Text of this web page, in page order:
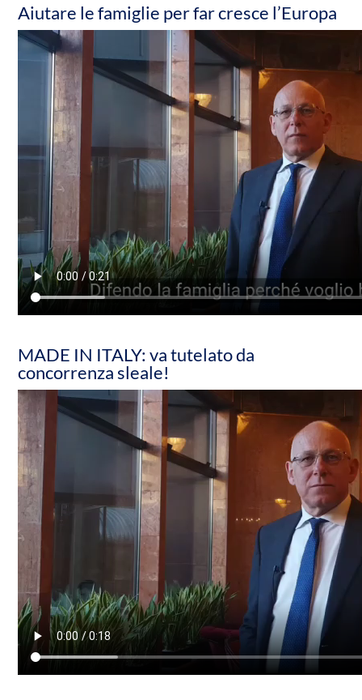
Aiutare le famiglie per far cresce l’Europa
MADE IN ITALY: va tutelato da
concorrenza sleale!